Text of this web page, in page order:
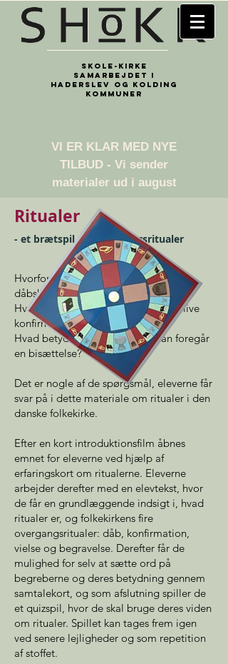
Skole-kirke
samarbejdet i
Haderslev og Kolding
kommuner
​VI ER KLAR MED NYE
TILBUD - Vi sender
materialer ud i august
Ritualer
- et brætspil om overgangsritualer
Hvorfor hælder præsten vand på
dåbsbarnets hoved?
Hvorfor skal man være døbt for at blive
konfirmeret?
Hvad betyder vielse? Og hvordan foregår
en bisættelse?
Det er nogle af de spørgsmål, eleverne får
svar på i dette materiale om ritualer i den
danske folkekirke.
Efter en kort introduktionsfilm åbnes
emnet for eleverne ved hjælp af
erfaringskort om ritualerne. Eleverne
arbejder derefter med en elevtekst, hvor
de får en grundlæggende indsigt i, hvad
ritualer er, og folkekirkens fire
overgangsritualer: dåb, konfirmation,
vielse og begravelse. Derefter får de
mulighed for selv at sætte ord på
begreberne og deres betydning gennem
samtalekort, og som afslutning spiller de
et quizspil, hvor de skal bruge deres viden
om ritualer. Spillet kan tages frem igen
ved senere lejligheder og som repetition
af stoffet.